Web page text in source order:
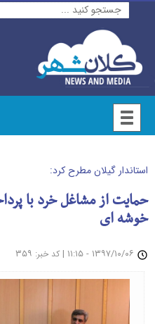
استاندار گیلان مطرح کرد:
حمایت از مشاغل خرد با
خوشه ای
| کد خبر: ۳۵۹